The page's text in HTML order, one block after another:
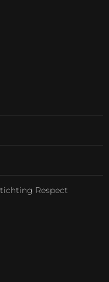
Respect